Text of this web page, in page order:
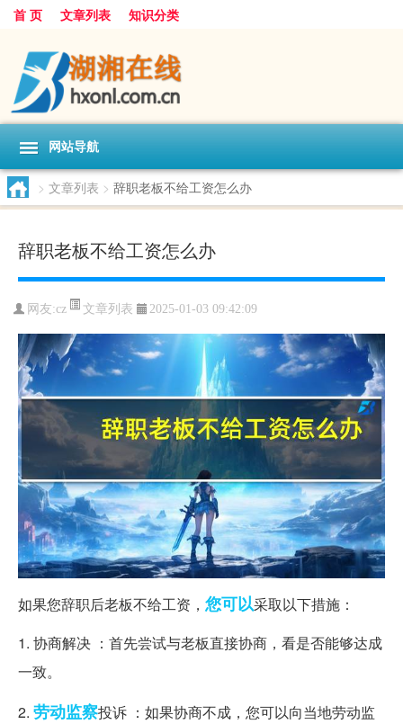
首 页 文章列表 知识分类
网站导航
> 文章列表 > 辞职老板不给工资怎么办
辞职老板不给工资怎么办
网友:cz 文章列表 2025-01-03 09:42:09
如果您辞职后老板不给工资， 您可以采取以下措施：
1. 协商解决 ：首先尝试与老板直接协商，看是否能够达成
一致。
2. 劳动监察投诉 ：如果协商不成，您可以向当地劳动监